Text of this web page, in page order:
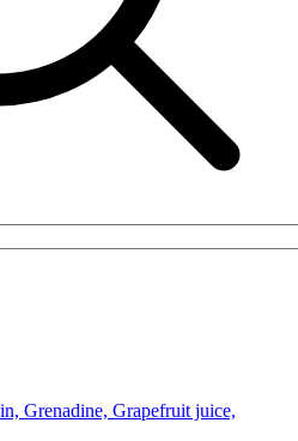
Grenadine, Grapefruit juice,